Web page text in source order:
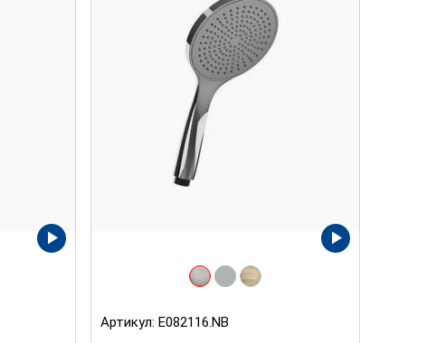
Артикул: E082116.NB